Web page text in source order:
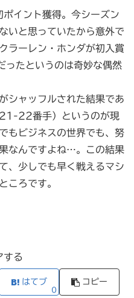
イント獲得。今シーズン
いと思っていたから意外で
ラーレン・ホンダが初入賞
ったというのは奇妙な偶然
シャッフルされた結果であ
22番手）というのが現
もビジネスの世界でも、努
なんですよね…。この結果
、少しでも早く戦えるマシ
ころです。
する
はてブ
0
コピー